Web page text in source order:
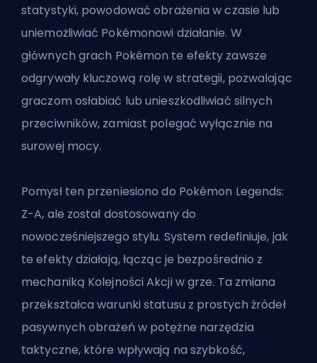
statystyki, powodować obrażenia w czasie lub
uniemożliwiać Pokémonowi działanie. W
głównych grach Pokémon te efekty zawsze
odgrywały kluczową rolę w strategii, pozwalając
graczom osłabiać lub unieszkodliwiać silnych
przeciwników, zamiast polegać wyłącznie na
surowej mocy.
Pomysł ten przeniesiono do Pokémon Legends:
Z-A, ale został dostosowany do
nowocześniejszego stylu. System redefiniuje, jak
te efekty działają, łącząc je bezpośrednio z
mechaniką Kolejności Akcji w grze. Ta zmiana
przekształca warunki statusu z prostych źródeł
pasywnych obrażeń w potężne narzędzia
taktyczne, które wpływają na szybkość,